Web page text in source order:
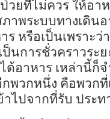
วยที่ไม่ควร ให้อา
พระบบทางเดินอ
หรือเป็นเพราะว่
นการชั่วคราวระ
อาหาร เหล่านี้ก็
พวกหนึ่ง คือพวก
าไปจากที่รับ ประ